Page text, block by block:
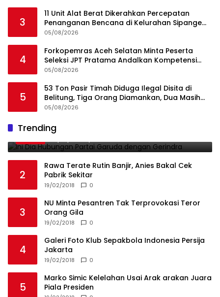
3
11 Unit Alat Berat Dikerahkan Percepatan
Penanganan Bencana di Kelurahan Sipange
Kecamatan Tukka
05/08/2026
4
Forkopemras Aceh Selatan Minta Peserta
Seleksi JPT Pratama Andalkan Kompetensi
dan Integritas, Bukan Kedekatan
05/08/2026
5
53 Ton Pasir Timah Diduga Ilegal Disita di
Belitung, Tiga Orang Diamankan, Dua Masih
Diburu
05/08/2026
Trending
1
Gerindra
2
Rawa Terate Rutin Banjir, Anies Bakal Cek
Pabrik Sekitar
19/02/2018 0
3
NU Minta Pesantren Tak Terprovokasi Teror
Orang Gila
19/02/2018 0
4
Galeri Foto Klub Sepakbola Indonesia Persija
Jakarta
19/02/2018 0
5
Marko Simic Kelelahan Usai Arak arakan Juara
Piala Presiden